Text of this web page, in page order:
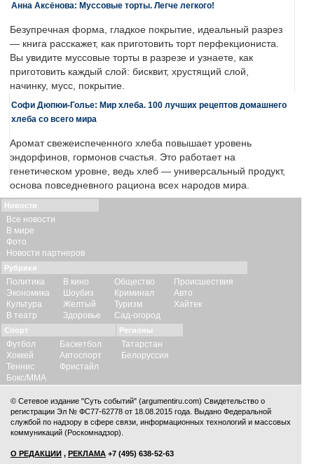
Анна Аксёнова: Муссовые торты. Легче легкого!
Безупречная форма, гладкое покрытие, идеальный разрез
— книга расскажет, как приготовить торт перфекциониста.
Вы увидите муссовые торты в разрезе и узнаете, как
приготовить каждый слой: бисквит, хрустящий слой,
начинку, мусс, покрытие.
Софи Дюпюи-Голье: Мир хлеба. 100 лучших рецептов домашнего
хлеба со всего мира
Аромат свежеиспеченного хлеба повышает уровень
эндорфинов, гормонов счастья. Это работает на
генетическом уровне, ведь хлеб — универсальный продукт,
основа повседневного рациона всех народов мира.
Новости
Все новости
В мире
Фото
Новости партнеров
Рубрики
Политика
Экономика
Культура
В театр
В кино
Шоубиз
Желтый
Здоровье
Общество
Криминал
Туризм
Сад-огород
Происшествия
Авто
Хайтек
Спорт
Футбол
Хоккей
Теннис
Бокс/ММА
Баскетбол
Автоспорт
Фристайл
Регионы
Татарстан
Белоруссия
© Сетевое издание "Суть событий" (argumentiru.com) Свидетельство о
регистрации Эл № ФС77-62778 от 18.08.2015 года. Выдано Федеральной
службой по надзору в сфере связи, информационных технологий и массовых
коммуникаций (Роскомнадзор).
О РЕДАКЦИИ , РЕКЛАМА +7 (495) 638-52-63